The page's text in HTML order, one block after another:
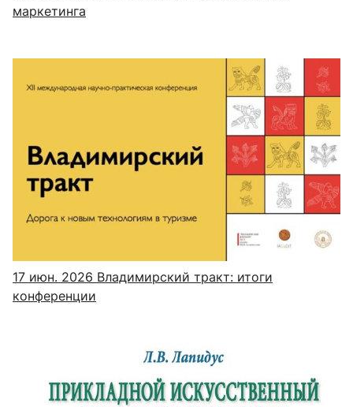
маркетинга
17 июн. 2026 Владимирский тракт: итоги
конференции